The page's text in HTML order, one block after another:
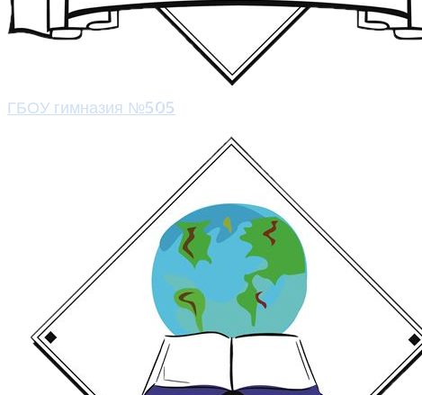
ГБОУ гимназия №505